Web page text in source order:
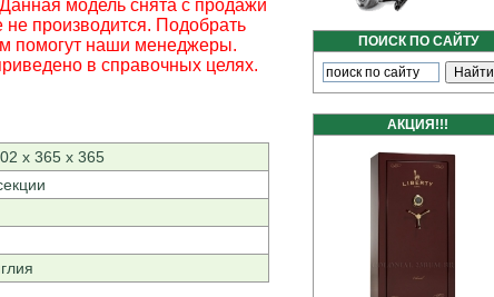
модель снята с продажи
производится. Подобрать
помогут наши менеджеры.
в справочных целях.
х 365 х 365
ПОИСК ПО САЙТУ
АКЦИЯ!!!